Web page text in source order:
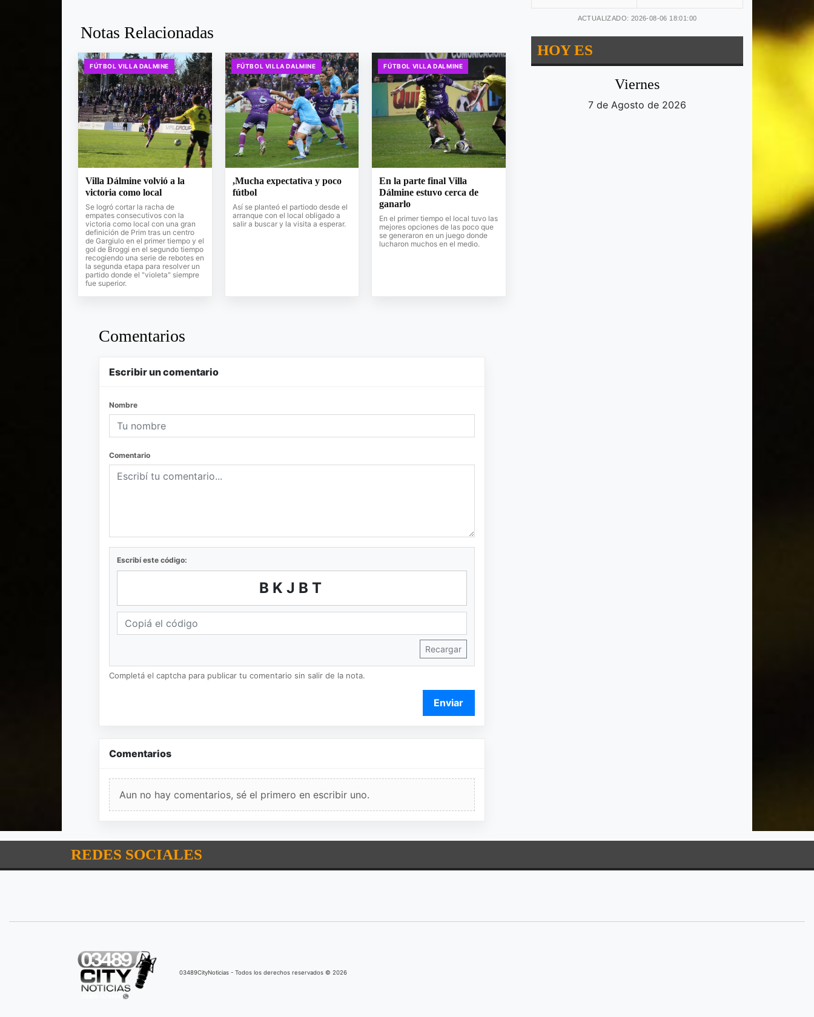
Notas Relacionadas
FÚTBOL VILLA DALMINE
Villa Dálmine volvió a la
victoria como local
Se logró cortar la racha de
empates consecutivos con la
victoria como local con una gran
definición de Prim tras un centro
de Gargiulo en el primer tiempo y el
gol de Broggi en el segundo tiempo
recogiendo una serie de rebotes en
la segunda etapa para resolver un
partido donde el "violeta" siempre
fue superior.
FÚTBOL VILLA DALMINE
,Mucha expectativa y poco
fútbol
Así se planteó el partiodo desde el
arranque con el local obligado a
salir a buscar y la visita a esperar.
FÚTBOL VILLA DALMINE
En la parte final Villa
Dálmine estuvo cerca de
ganarlo
En el primer tiempo el local tuvo las
mejores opciones de las poco que
se generaron en un juego donde
lucharon muchos en el medio.
Comentarios
Escribir un comentario
Nombre
Comentario
Escribí este código:
BKJBT
Recargar
Completá el captcha para publicar tu comentario sin salir de la nota.
Enviar
Comentarios
Aun no hay comentarios, sé el primero en escribir uno.
ACTUALIZADO: 2026-08-06 18:01:00
HOY ES
Viernes
7 de Agosto de 2026
REDES SOCIALES
03489CityNoticias - Todos los derechos reservados © 2026